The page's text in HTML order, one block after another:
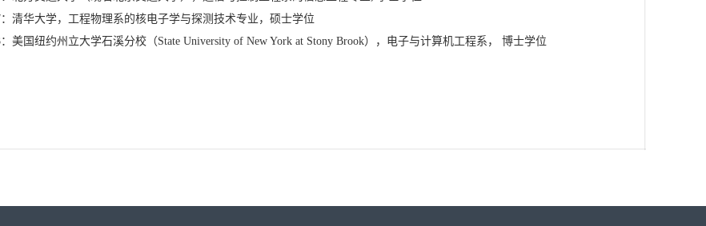
：清华大学，工程物理系的核电子学与探测技术专业，硕士学位
：美国纽约州立大学石溪分校（State University of New York at Stony Brook），电子与计算机工程系， 博士学位